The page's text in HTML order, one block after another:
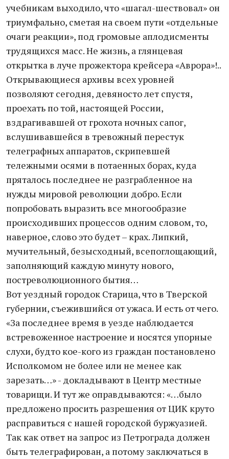
учебникам выходило, что «шагал-шествовал» он
триумфально, сметая на своем пути «отдельные
очаги реакции», под громовые аплодисменты
трудящихся масс. Не жизнь, а глянцевая
открытка в луче прожектора крейсера «Аврора»!..
Открывающиеся архивы всех уровней
позволяют сегодня, девяносто лет спустя,
проехать по той, настоящей России,
вздрагивавшей от грохота ночных сапог,
вслушивавшейся в тревожный перестук
телеграфных аппаратов, скрипевшей
тележными осями в потаенных борах, куда
пряталось последнее не разграбленное на
нужды мировой революции добро. Если
попробовать выразить все многообразие
происходивших процессов одним словом, то,
наверное, слово это будет – крах. Липкий,
мучительный, безысходный, всепоглощающий,
заполняющий каждую минуту нового,
постреволюционного бытия…
Вот уездный городок Старица, что в Тверской
губернии, съежившийся от ужаса. И есть от чего.
«За последнее время в уезде наблюдается
встревоженное настроение и носятся упорные
слухи, будто кое-кого из граждан постановлено
Исполкомом не более или не менее как
зарезать…» - докладывают в Центр местные
товарищи. И тут же оправдываются: «…было
предложено просить разрешения от ЦИК круто
расправиться с нашей городской буржуазией.
Так как ответ на запрос из Петрограда должен
быть телеграфирован, а потому заключаться в